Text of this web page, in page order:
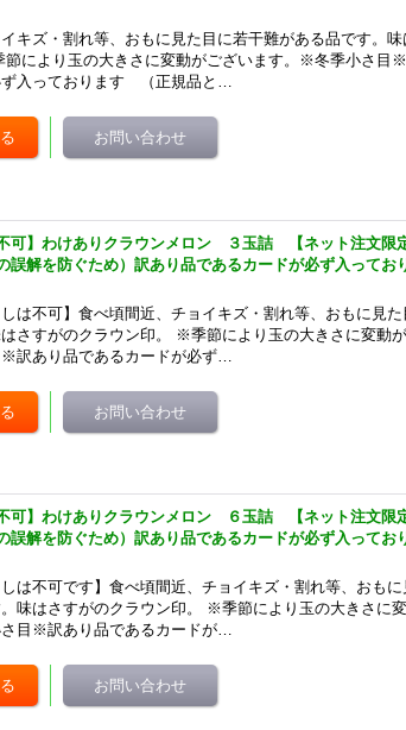
キズ・割れ等、おもに見た目に若干難がある品です。
により玉の大きさに変動がございます。※冬季小さ目
ず入っております （正規品と…
不可】わけありクラウンメロン ３玉詰 【ネット注文限
誤解を防ぐため）訳あり品であるカードが必ず入ってお
しは不可】食べ頃間近、チョイキズ・割れ等、おもに見
さすがのクラウン印。 ※季節により玉の大きさに変動
訳あり品であるカードが必ず…
不可】わけありクラウンメロン ６玉詰 【ネット注文限
誤解を防ぐため）訳あり品であるカードが必ず入ってお
しは不可です】食べ頃間近、チョイキズ・割れ等、おも
味はさすがのクラウン印。 ※季節により玉の大きさに
目※訳あり品であるカードが…